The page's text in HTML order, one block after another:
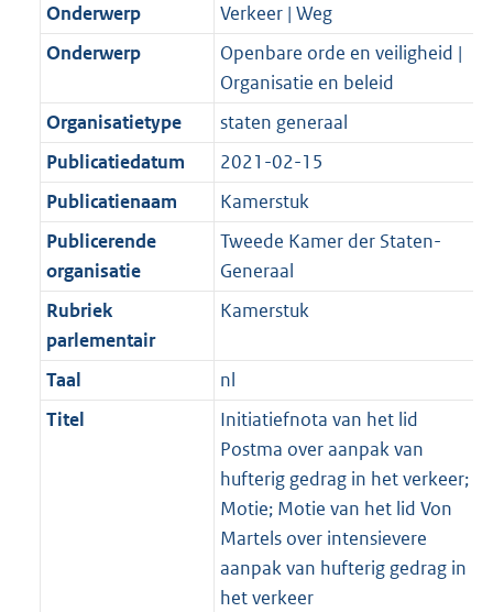
Onderwerp
Verkeer | Weg
Onderwerp
Openbare orde en veiligheid |
Organisatie en beleid
Organisatietype
staten generaal
Publicatiedatum
2021-02-15
Publicatienaam
Kamerstuk
Publicerende
organisatie
Tweede Kamer der Staten-
Generaal
Rubriek
parlementair
Kamerstuk
Taal
nl
Titel
Initiatiefnota van het lid
Postma over aanpak van
hufterig gedrag in het verkeer;
Motie; Motie van het lid Von
Martels over intensievere
aanpak van hufterig gedrag in
het verkeer